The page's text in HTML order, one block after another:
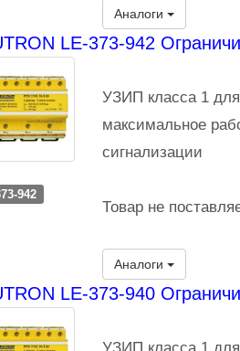
Аналоги
LE-373-942
942
УЗИП класса 1
максимальное
сигнализации
Товар не
Аналоги
LE-373-940